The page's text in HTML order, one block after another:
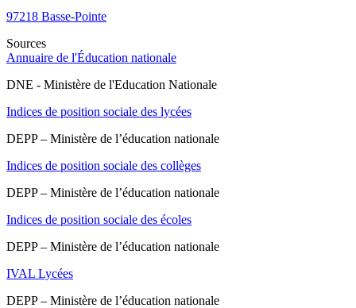
97218 Basse-Pointe
Sources
Annuaire de l'Éducation nationale
DNE - Ministère de l'Education Nationale
Indices de position sociale des lycées
DEPP – Ministère de l’éducation nationale
Indices de position sociale des collèges
DEPP – Ministère de l’éducation nationale
Indices de position sociale des écoles
DEPP – Ministère de l’éducation nationale
IVAL Lycées
DEPP – Ministère de l’éducation nationale